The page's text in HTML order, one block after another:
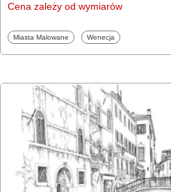
Cena zależy od wymiarów
Fototapety
Miasta Malowane Fototapety
Wenecja